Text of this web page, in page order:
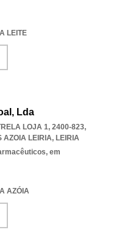
LEITE
Lda
LOJA 1, 2400-823,
AZOIA LEIRIA, LEIRIA
em
AZÓIA